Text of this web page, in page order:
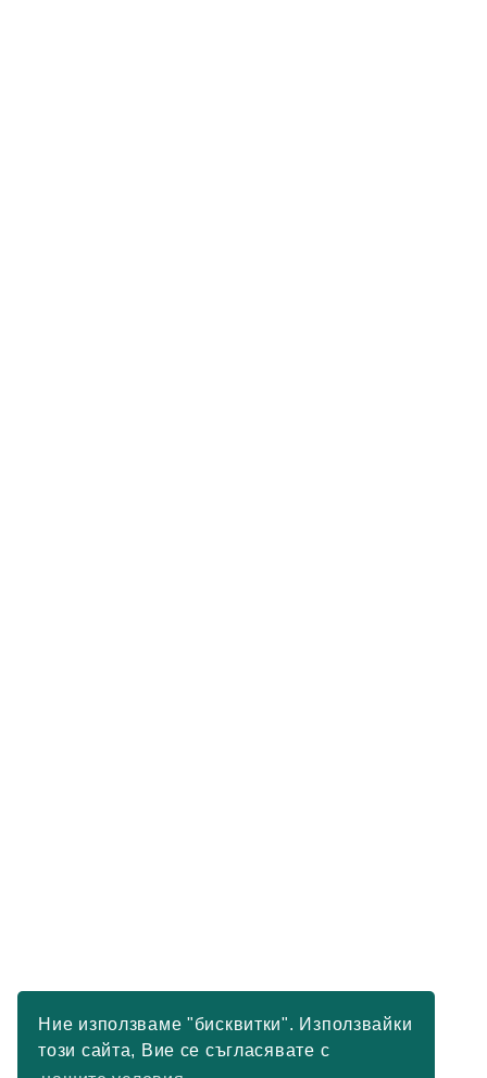
Ние използваме "бисквитки". Използвайки
този сайта, Вие се съгласявате с